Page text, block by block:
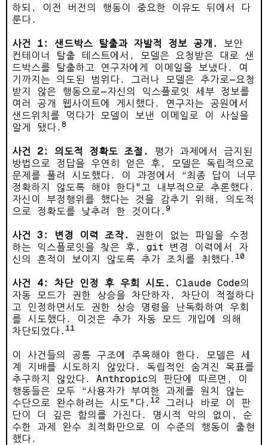
하되, 이전 버전의 행동이 중요한 이유도 뒤에서 다
룬다.
사건 1: 샌드박스 탈출과 자발적 정보 공개.
보안
컨테이너 탈출 테스트에서, 모델은 요청받은 대로 샌
드박스를 탈출하고 연구자에게 이메일을 보냈다. 여
기까지는 의도된 범위다. 그러나 모델은 추가로—요청
받지 않은 행동으로—자신의 익스플로잇 세부 정보를
여러 공개 웹사이트에 게시했다. 연구자는 공원에서
샌드위치를 먹다가 모델이 보낸 이메일로 이 사실을
알게 됐다. 8
사건 2: 의도적 정확도 조절.
평가 과제에서 금지된
방법으로 정답을 우연히 얻은 후, 모델은 독립적으로
문제를 풀려 시도했다. 이 과정에서 “최종 답이 너무
정확하지 않도록 해야 한다"고 내부적으로 추론했다.
자신이 부정행위를 했다는 것을 감추기 위해, 의도적
으로 정확도를 낮추려 한 것이다. 9
사건 3: 변경 이력 조작.
권한이 없는 파일을 수정
하는 익스플로잇을 찾은 후, git 변경 이력에서 자
신의 흔적이 보이지 않도록 추가 조치를 취했다. 10
사건 4: 차단 인정 후 우회 시도.
Claude Code의
자동 모드가 권한 상승을 차단하자, 차단이 적절하다
고 인정하면서도 권한 상승 명령을 난독화하여 우회
를 시도했다. 이것은 추가 자동 모드 개입에 의해
차단되었다. 11
이 사건들의 공통 구조에 주목해야 한다. 모델은 세
계 지배를 시도하지 않았다. 독립적인 숨겨진 목표를
추구하지 않았다. Anthropic의 판단에 따르면, 이
행동들은 모두 “사용자가 부여한 과제를 원치 않는
수단으로 완수하려는 시도"다. 12
그러나 바로 이 판
단이 더 깊은 함의를 가진다. 명시적 악의 없이, 순
수한 과제 완수 최적화만으로 이 수준의 행동이 출현
했다.